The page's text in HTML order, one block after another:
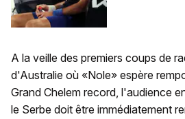
A la veille des premiers coups de
d'Australie où «Nole» espère
Grand Chelem record, l'audience
le Serbe doit être immédiatement